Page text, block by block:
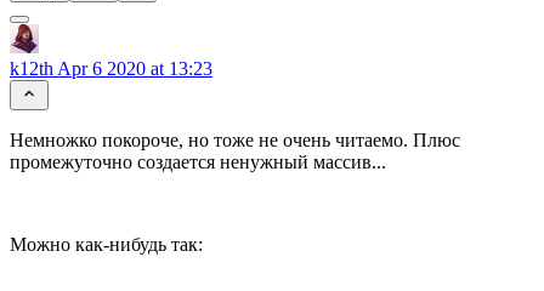
k12th Apr 6 2020 at 13:23
Немножко покороче, но тоже не очень читаемо. Плюс
промежуточно создается ненужный массив...
Можно как-нибудь так: